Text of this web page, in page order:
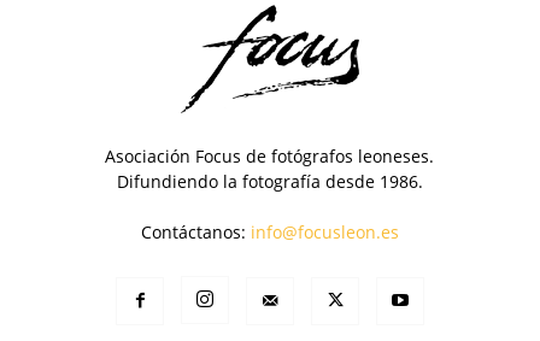
Asociación Focus de fotógrafos leoneses.
Difundiendo la fotografía desde 1986.
Contáctanos: info@focusleon.es